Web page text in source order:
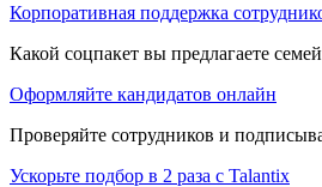
Корпоративная поддержка
Какой соцпакет вы предлагаете
Оформляйте кандидатов онлайн
Проверяйте сотрудников и
Ускорьте подбор в 2 раза с Talantix